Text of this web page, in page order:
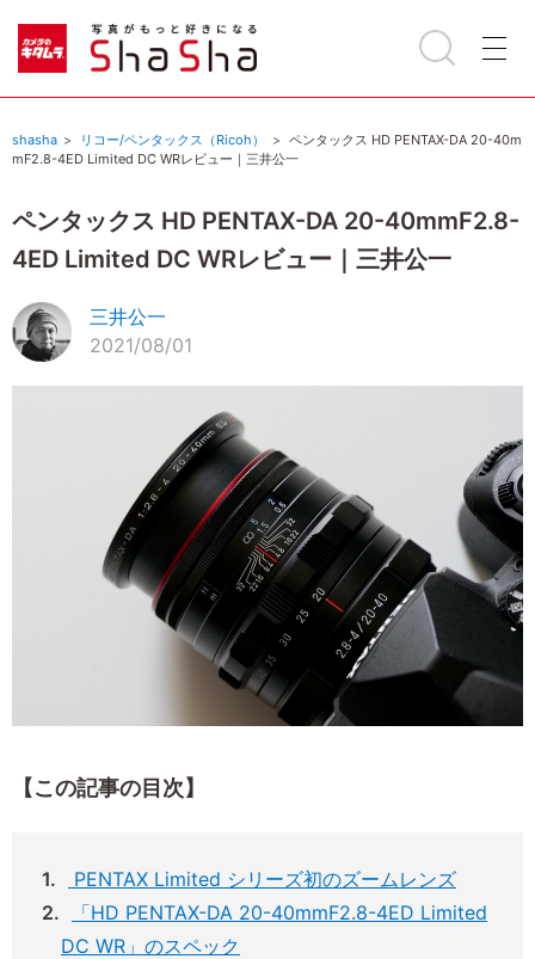
shasha リコー/ペンタックス（Ricoh）
ペンタックス HD PENTAX-DA 20-40m
mF2.8-4ED Limited DC WRレビュー｜三井公一
ペンタックス HD PENTAX-DA 20-40mmF2.8-
4ED Limited DC WRレビュー｜三井公一
三井公一
2021/08/01
【この記事の目次】
PENTAX Limited シリーズ初のズームレンズ
「HD PENTAX-DA 20-40mmF2.8-4ED Limited
DC WR」のスペック